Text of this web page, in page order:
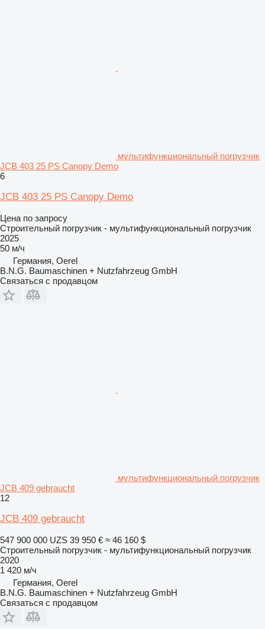
мультифункциональный погрузчик
JCB 403 25 PS Canopy Demo
6
JCB 403 25 PS Canopy Demo
Цена по запросу
Строительный погрузчик - мультифункциональный погрузчик
2025
50 м/ч
Германия, Oerel
B.N.G. Baumaschinen + Nutzfahrzeug GmbH
Связаться с продавцом
мультифункциональный погрузчик
JCB 409 gebraucht
12
JCB 409 gebraucht
547 900 000 UZS 39 950 € ≈ 46 160 $
Строительный погрузчик - мультифункциональный погрузчик
2020
1 420 м/ч
Германия, Oerel
B.N.G. Baumaschinen + Nutzfahrzeug GmbH
Связаться с продавцом